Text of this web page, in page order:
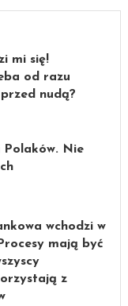
mi się!
od razu
nudą?
Polaków. Nie
wchodzi w
mają być
z